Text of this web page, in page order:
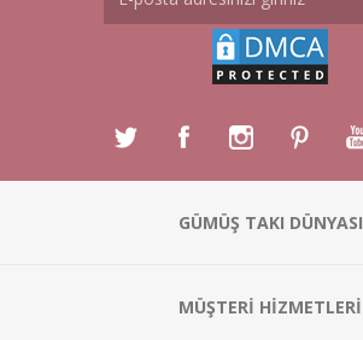
GÜMÜŞ TAKI DÜNYASI
MÜŞTERİ HİZMETLERİ